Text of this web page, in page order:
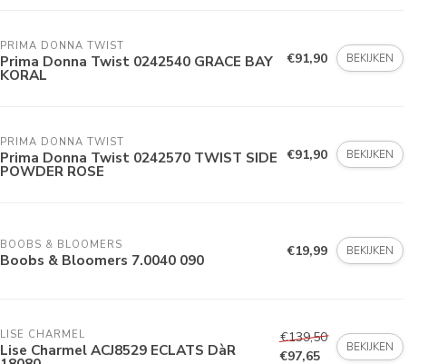
PRIMA DONNA TWIST
Prima Donna Twist 0242540 GRACE BAY
KORAL
€91,90 BEKIJKEN
PRIMA DONNA TWIST
Prima Donna Twist 0242570 TWIST SIDE
POWDER ROSE
€91,90 BEKIJKEN
BOOBS & BLOOMERS
Boobs & Bloomers 7.0040 090 €19,99 BEKIJKEN
LISE CHARMEL
Lise Charmel ACJ8529 ECLATS DàR
€139,50
€97,65
BEKIJKEN